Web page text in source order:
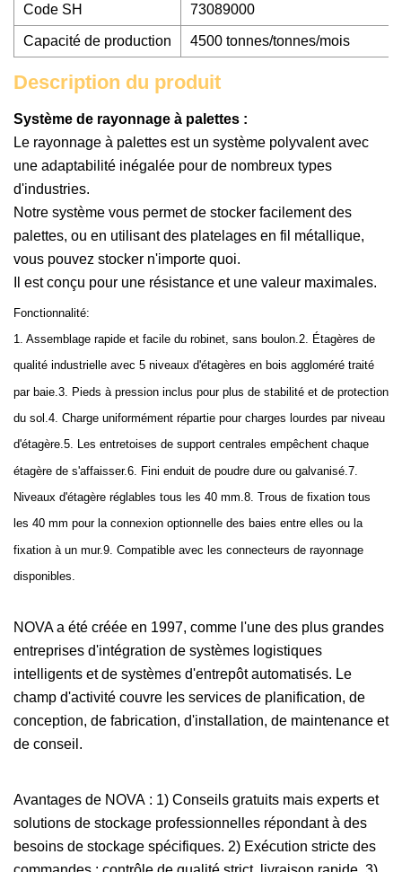
Code SH 73089000
Capacité de production 4500 tonnes/tonnes/mois
Description du produit
Système de rayonnage à palettes :
Le rayonnage à palettes est un système polyvalent avec
une adaptabilité inégalée pour de nombreux types
d'industries.
Notre système vous permet de stocker facilement des
palettes, ou en utilisant des platelages en fil métallique,
vous pouvez stocker n'importe quoi.
Il est conçu pour une résistance et une valeur maximales.
Fonctionnalité:
1. Assemblage rapide et facile du robinet, sans boulon.2. Étagères de
qualité industrielle avec 5 niveaux d'étagères en bois aggloméré traité
par baie.3. Pieds à pression inclus pour plus de stabilité et de protection
du sol.4. Charge uniformément répartie pour charges lourdes par niveau
d'étagère.5. Les entretoises de support centrales empêchent chaque
étagère de s'affaisser.6. Fini enduit de poudre dure ou galvanisé.7.
Niveaux d'étagère réglables tous les 40 mm.8. Trous de fixation tous
les 40 mm pour la connexion optionnelle des baies entre elles ou la
fixation à un mur.9. Compatible avec les connecteurs de rayonnage
disponibles.
NOVA a été créée en 1997, comme l'une des plus grandes
entreprises d'intégration de systèmes logistiques
intelligents et de systèmes d'entrepôt automatisés. Le
champ d'activité couvre les services de planification, de
conception, de fabrication, d'installation, de maintenance et
de conseil.
Avantages de NOVA : 1) Conseils gratuits mais experts et
solutions de stockage professionnelles répondant à des
besoins de stockage spécifiques. 2) Exécution stricte des